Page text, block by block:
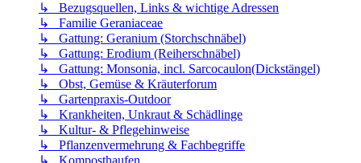
↳ Bezugsquellen, Links & wichtige Adressen
↳ Familie Geraniaceae
↳ Gattung: Geranium (Storchschnäbel)
↳ Gattung: Erodium (Reiherschnäbel)
↳ Gattung: Monsonia, incl. Sarcocaulon(Dickstängel)
↳ Obst, Gemüse & Kräuterforum
↳ Gartenpraxis-Outdoor
↳ Krankheiten, Unkraut & Schädlinge
↳ Kultur- & Pflegehinweise
↳ Pflanzenvermehrung & Fachbegriffe
↳ Komposthaufen